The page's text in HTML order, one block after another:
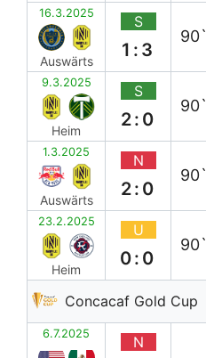
16.3.2025
Auswärts
S
1:3
90`
9.3.2025
Heim
S
2:0
90`
1.3.2025
Auswärts
N
2:0
90`
23.2.2025
Heim
U
0:0
90`
Concacaf Gold Cup
6.7.2025 N